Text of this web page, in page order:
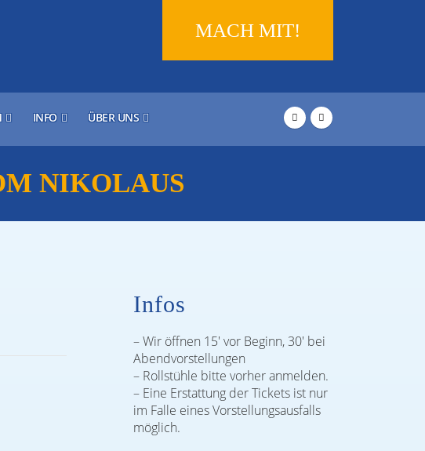
MACH MIT!
INFO ÜBER UNS
NIKOLAUS
Infos
– Wir öffnen 15′ vor Beginn, 30′ bei
Abendvorstellungen
– Rollstühle bitte vorher anmelden.
– Eine Erstattung der Tickets ist nur
im Falle eines Vorstellungsausfalls
möglich.